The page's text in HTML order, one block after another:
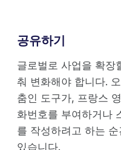
글로벌로 사업을 확장
춰 변화해야 합니다.
춤인 도구가, 프랑스
화번호를 부여하거나
를 작성하려고 하는
있습니다.
공유하기